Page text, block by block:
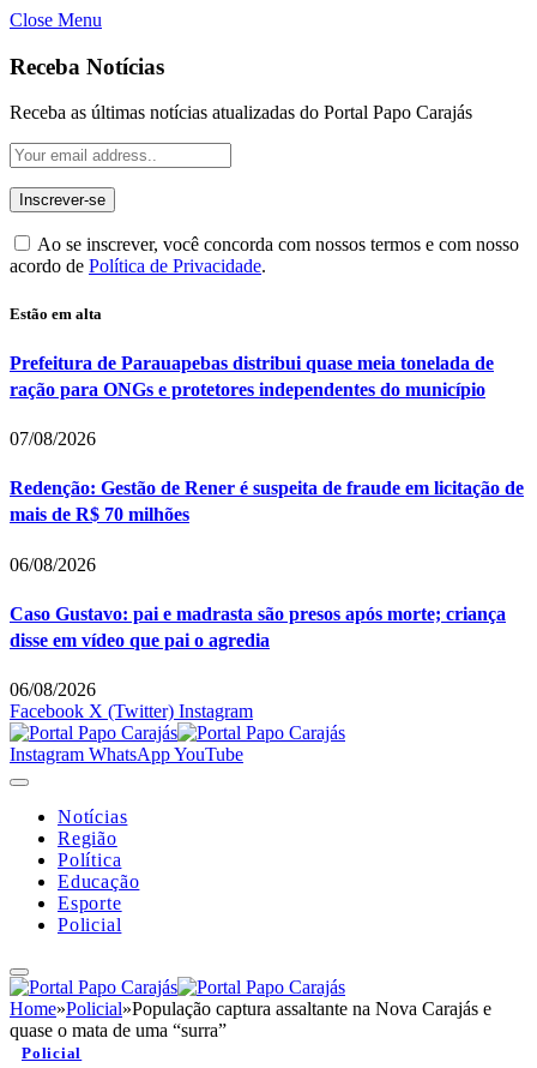
Close Menu
Receba Notícias
Receba as últimas notícias atualizadas do Portal Papo Carajás
Ao se inscrever, você concorda com nossos termos e com nosso
acordo de Política de Privacidade.
Estão em alta
Prefeitura de Parauapebas distribui quase meia tonelada de
ração para ONGs e protetores independentes do município
07/08/2026
Redenção: Gestão de Rener é suspeita de fraude em licitação de
mais de R$ 70 milhões
06/08/2026
Caso Gustavo: pai e madrasta são presos após morte; criança
disse em vídeo que pai o agredia
06/08/2026
Facebook X (Twitter) Instagram
Instagram WhatsAppYouTube
Notícias
Região
Política
Educação
Esporte
Policial
Home»Policial»População captura assaltante na Nova Carajás e
quase o mata de uma “surra”
Policial